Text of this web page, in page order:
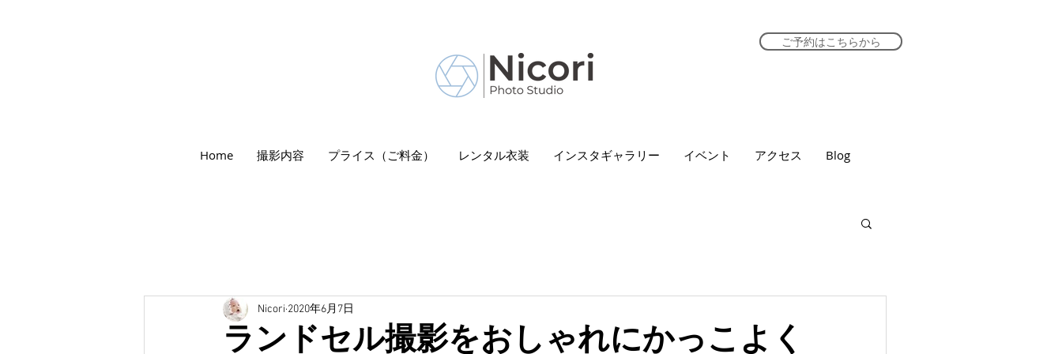
ご予約はこちらから
Home 撮影内容 プライス（ご料金） レンタル衣装 インスタギャラリー イベント アクセス Blog
ランドセル撮影をおしゃれにかっこよく
Nicori 2020年6月7日